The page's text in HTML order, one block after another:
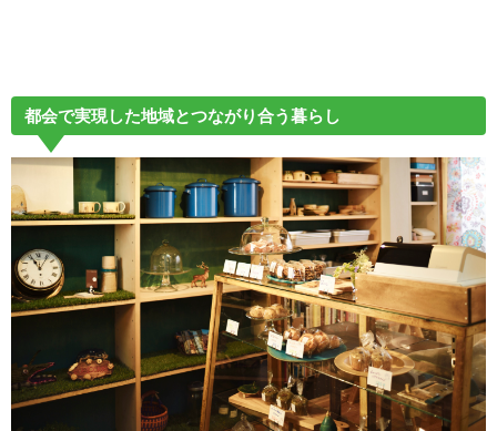
都会で実現した地域とつながり合う暮らし